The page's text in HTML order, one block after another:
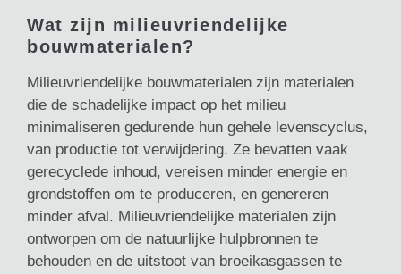
Wat zijn milieuvriendelijke
bouwmaterialen?
Milieuvriendelijke bouwmaterialen zijn materialen
die de schadelijke impact op het milieu
minimaliseren gedurende hun gehele levenscyclus,
van productie tot verwijdering. Ze bevatten vaak
gerecyclede inhoud, vereisen minder energie en
grondstoffen om te produceren, en genereren
minder afval. Milieuvriendelijke materialen zijn
ontworpen om de natuurlijke hulpbronnen te
behouden en de uitstoot van broeikasgassen te